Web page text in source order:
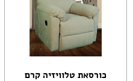
כורסאת טלוויזיה קרם